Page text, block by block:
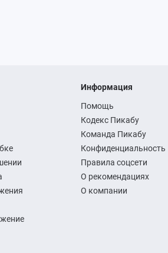
Информация
Помощь
Кодекс Пикабу
Команда Пикабу
Конфиденциальность
Правила соцсети
О рекомендациях
О компании